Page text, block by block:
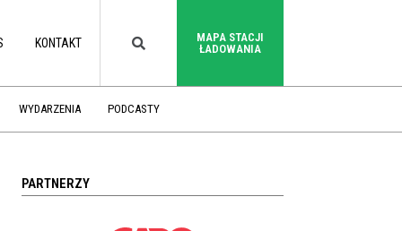
KONTAKT
MAPA STACJI
ŁADOWANIA
WYDARZENIA PODCASTY
PARTNERZY